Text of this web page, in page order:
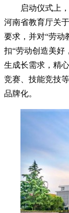
启动仪式上
河南省教育厅关
要求，并对“劳动
扣“劳动创造美好
生成长需求，精
竞赛、技能竞技
品牌化。